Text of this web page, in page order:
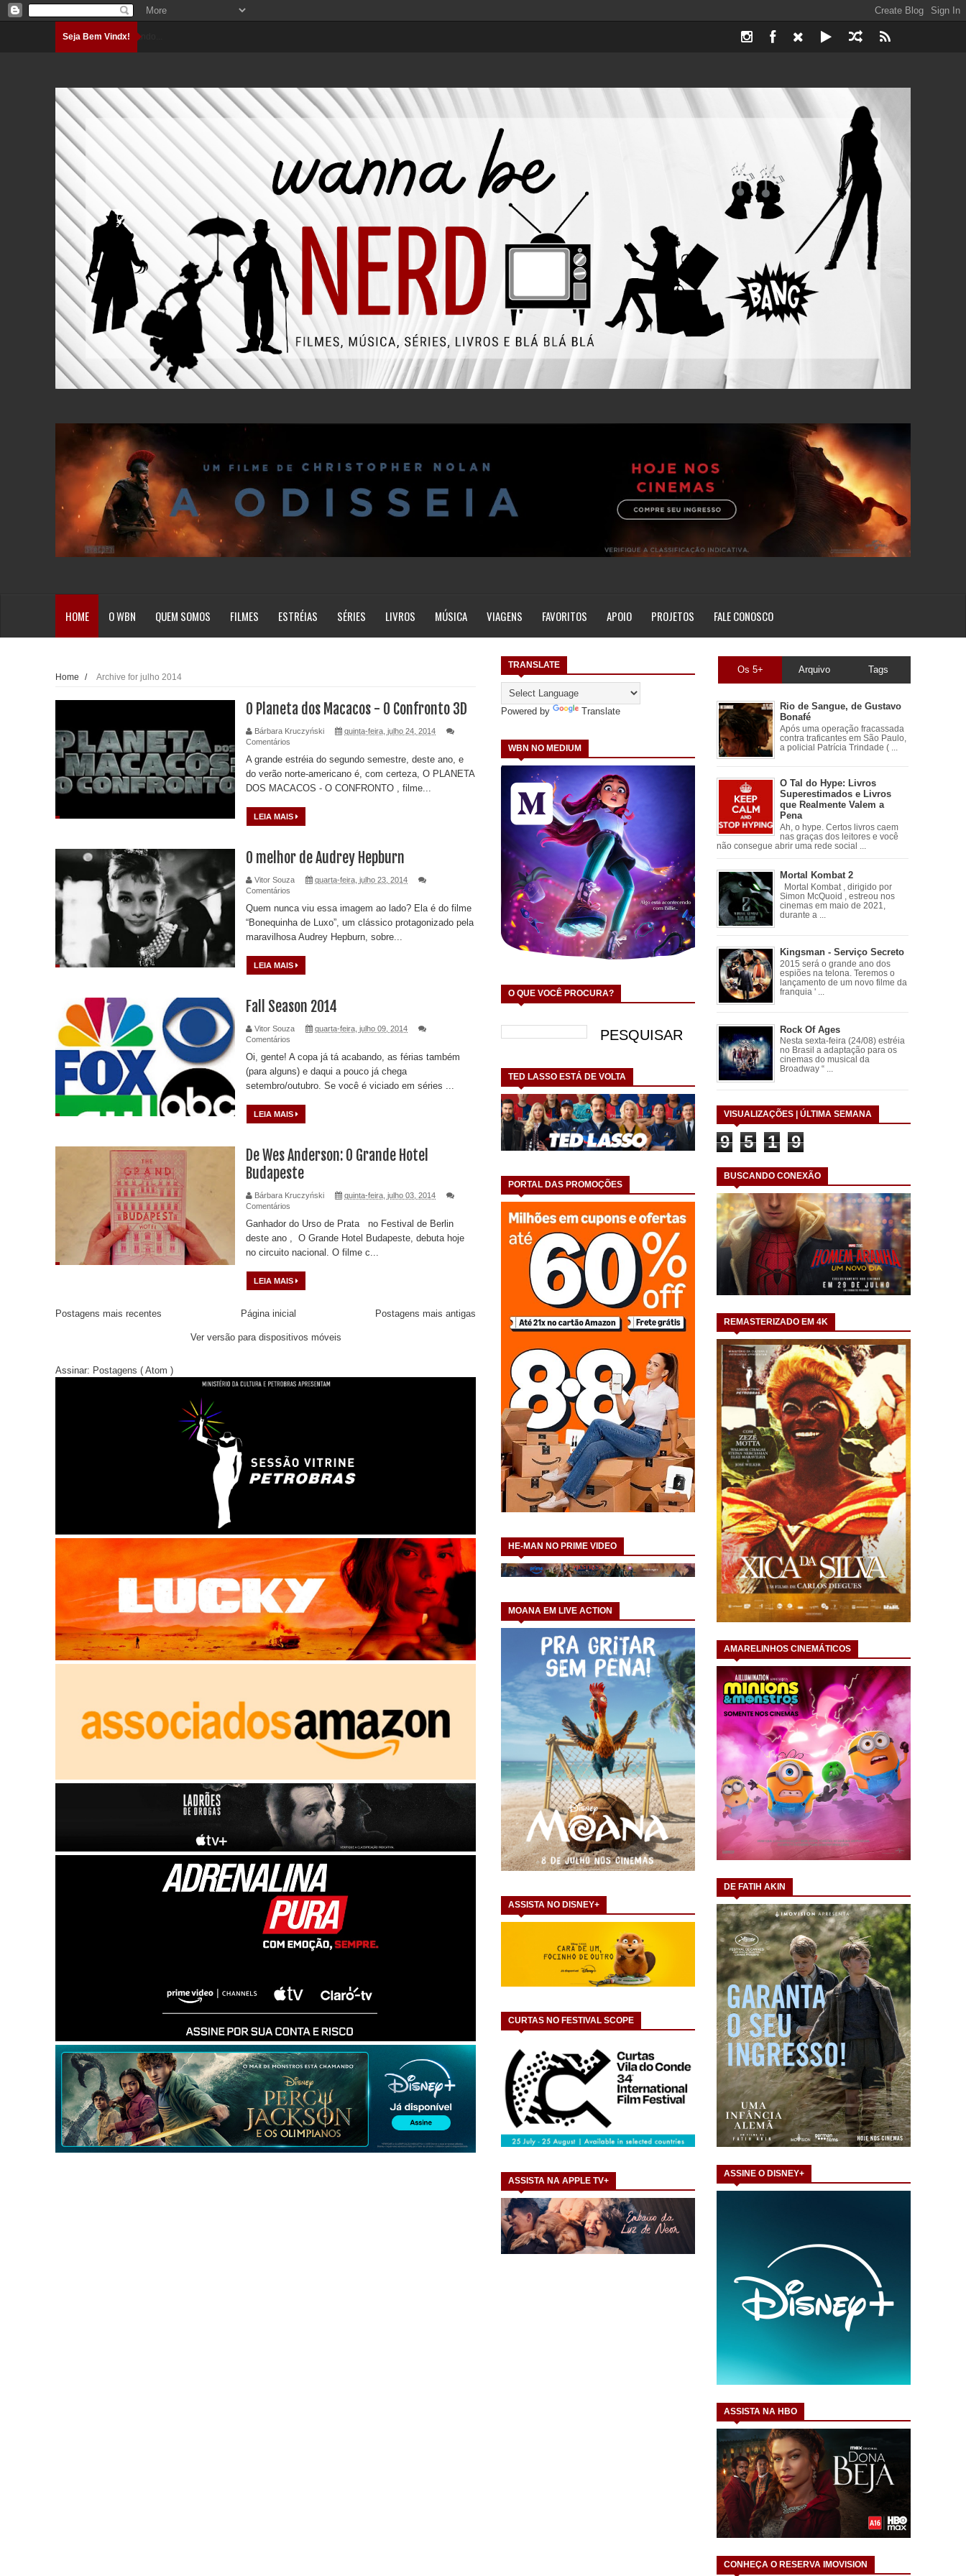
Seja Bem Vindx!Carregando...
HOME O WBN QUEM SOMOS FILMES ESTRÉIAS SÉRIES LIVROS MÚSICA VIAGENS FAVORITOS APOIO PROJETOS FALE CONOSCO
TRANSLATE
Powered by Translate
WBN NO MEDIUM
O QUE VOCÊ PROCURA?
TED LASSO ESTÁ DE VOLTA
PORTAL DAS PROMOÇÕES
HE-MAN NO PRIME VIDEO
MOANA EM LIVE ACTION
ASSISTA NO DISNEY+
CURTAS NO FESTIVAL SCOPE
ASSISTA NA APPLE TV+
Home / Archive for julho 2014
O Planeta dos Macacos - O Confronto 3D
Bárbara Kruczyński
quinta-feira, julho 24, 2014
Comentários
A grande estréia do segundo semestre, deste ano, e
do verão norte-americano é, com certeza, O PLANETA
DOS MACACOS - O CONFRONTO , filme...
LEIA MAIS
O melhor de Audrey Hepburn
Vitor Souza
quarta-feira, julho 23, 2014
Comentários
Quem nunca viu essa imagem ao lado? Ela é do filme
“Bonequinha de Luxo”, um clássico protagonizado pela
maravilhosa Audrey Hepburn, sobre...
LEIA MAIS
Fall Season 2014
Vitor Souza
quarta-feira, julho 09, 2014
Comentários
Oi, gente! A copa já tá acabando, as férias também
(para alguns) e daqui a pouco já chega
setembro/outubro. Se você é viciado em séries ...
LEIA MAIS
De Wes Anderson: O Grande Hotel
Budapeste
Bárbara Kruczyński
quinta-feira, julho 03, 2014
Comentários
Ganhador do Urso de Prata no Festival de Berlin
deste ano , O Grande Hotel Budapeste, debuta hoje
no circuito nacional. O filme c...
LEIA MAIS
Postagens mais recentes Postagens mais antigas
Página inicial
Ver versão para dispositivos móveis
Assinar: Postagens ( Atom )
Os 5+ Arquivo Tags
Rio de Sangue, de Gustavo
Bonafé
Após uma operação fracassada
contra traficantes em São Paulo,
a policial Patrícia Trindade ( ...
O Tal do Hype: Livros
Superestimados e Livros
que Realmente Valem a
Pena
Ah, o hype. Certos livros caem
nas graças dos leitores e você
não consegue abrir uma rede social ...
Mortal Kombat 2
Mortal Kombat , dirigido por
Simon McQuoid , estreou nos
cinemas em maio de 2021,
durante a ...
Kingsman - Serviço Secreto
2015 será o grande ano dos
espiões na telona. Teremos o
lançamento de um novo filme da
franquia ' ...
Rock Of Ages
Nesta sexta-feira (24/08) estréia
no Brasil a adaptação para os
cinemas do musical da
Broadway “ ...
VISUALIZAÇÕES | ÚLTIMA SEMANA
9 5 1 9
BUSCANDO CONEXÃO
REMASTERIZADO EM 4K
AMARELINHOS CINEMÁTICOS
DE FATIH AKIN
ASSINE O DISNEY+
ASSISTA NA HBO
CONHEÇA O RESERVA IMOVISION